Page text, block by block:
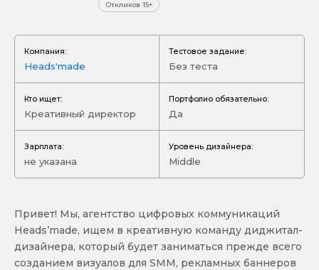
Откликов 15+
Компания:
Heads'made
Тестовое задание:
Без теста
Кто ищет:
Креативный директор
Портфолио обязательно:
Да
Зарплата:
не указана
Уровень дизайнера:
Middle
Привет! Мы, агентство цифровых коммуникаций
Heads’made, ищем в креативную команду диджитал-
дизайнера, который будет заниматься прежде всего
созданием визуалов для SMM, рекламных баннеров